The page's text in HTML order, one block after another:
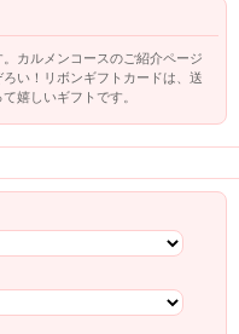
カルメンコースのご紹介ページ
い！リボンギフトカードは、送
嬉しいギフトです。